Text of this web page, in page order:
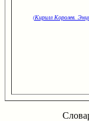
(Кирилл Королев.